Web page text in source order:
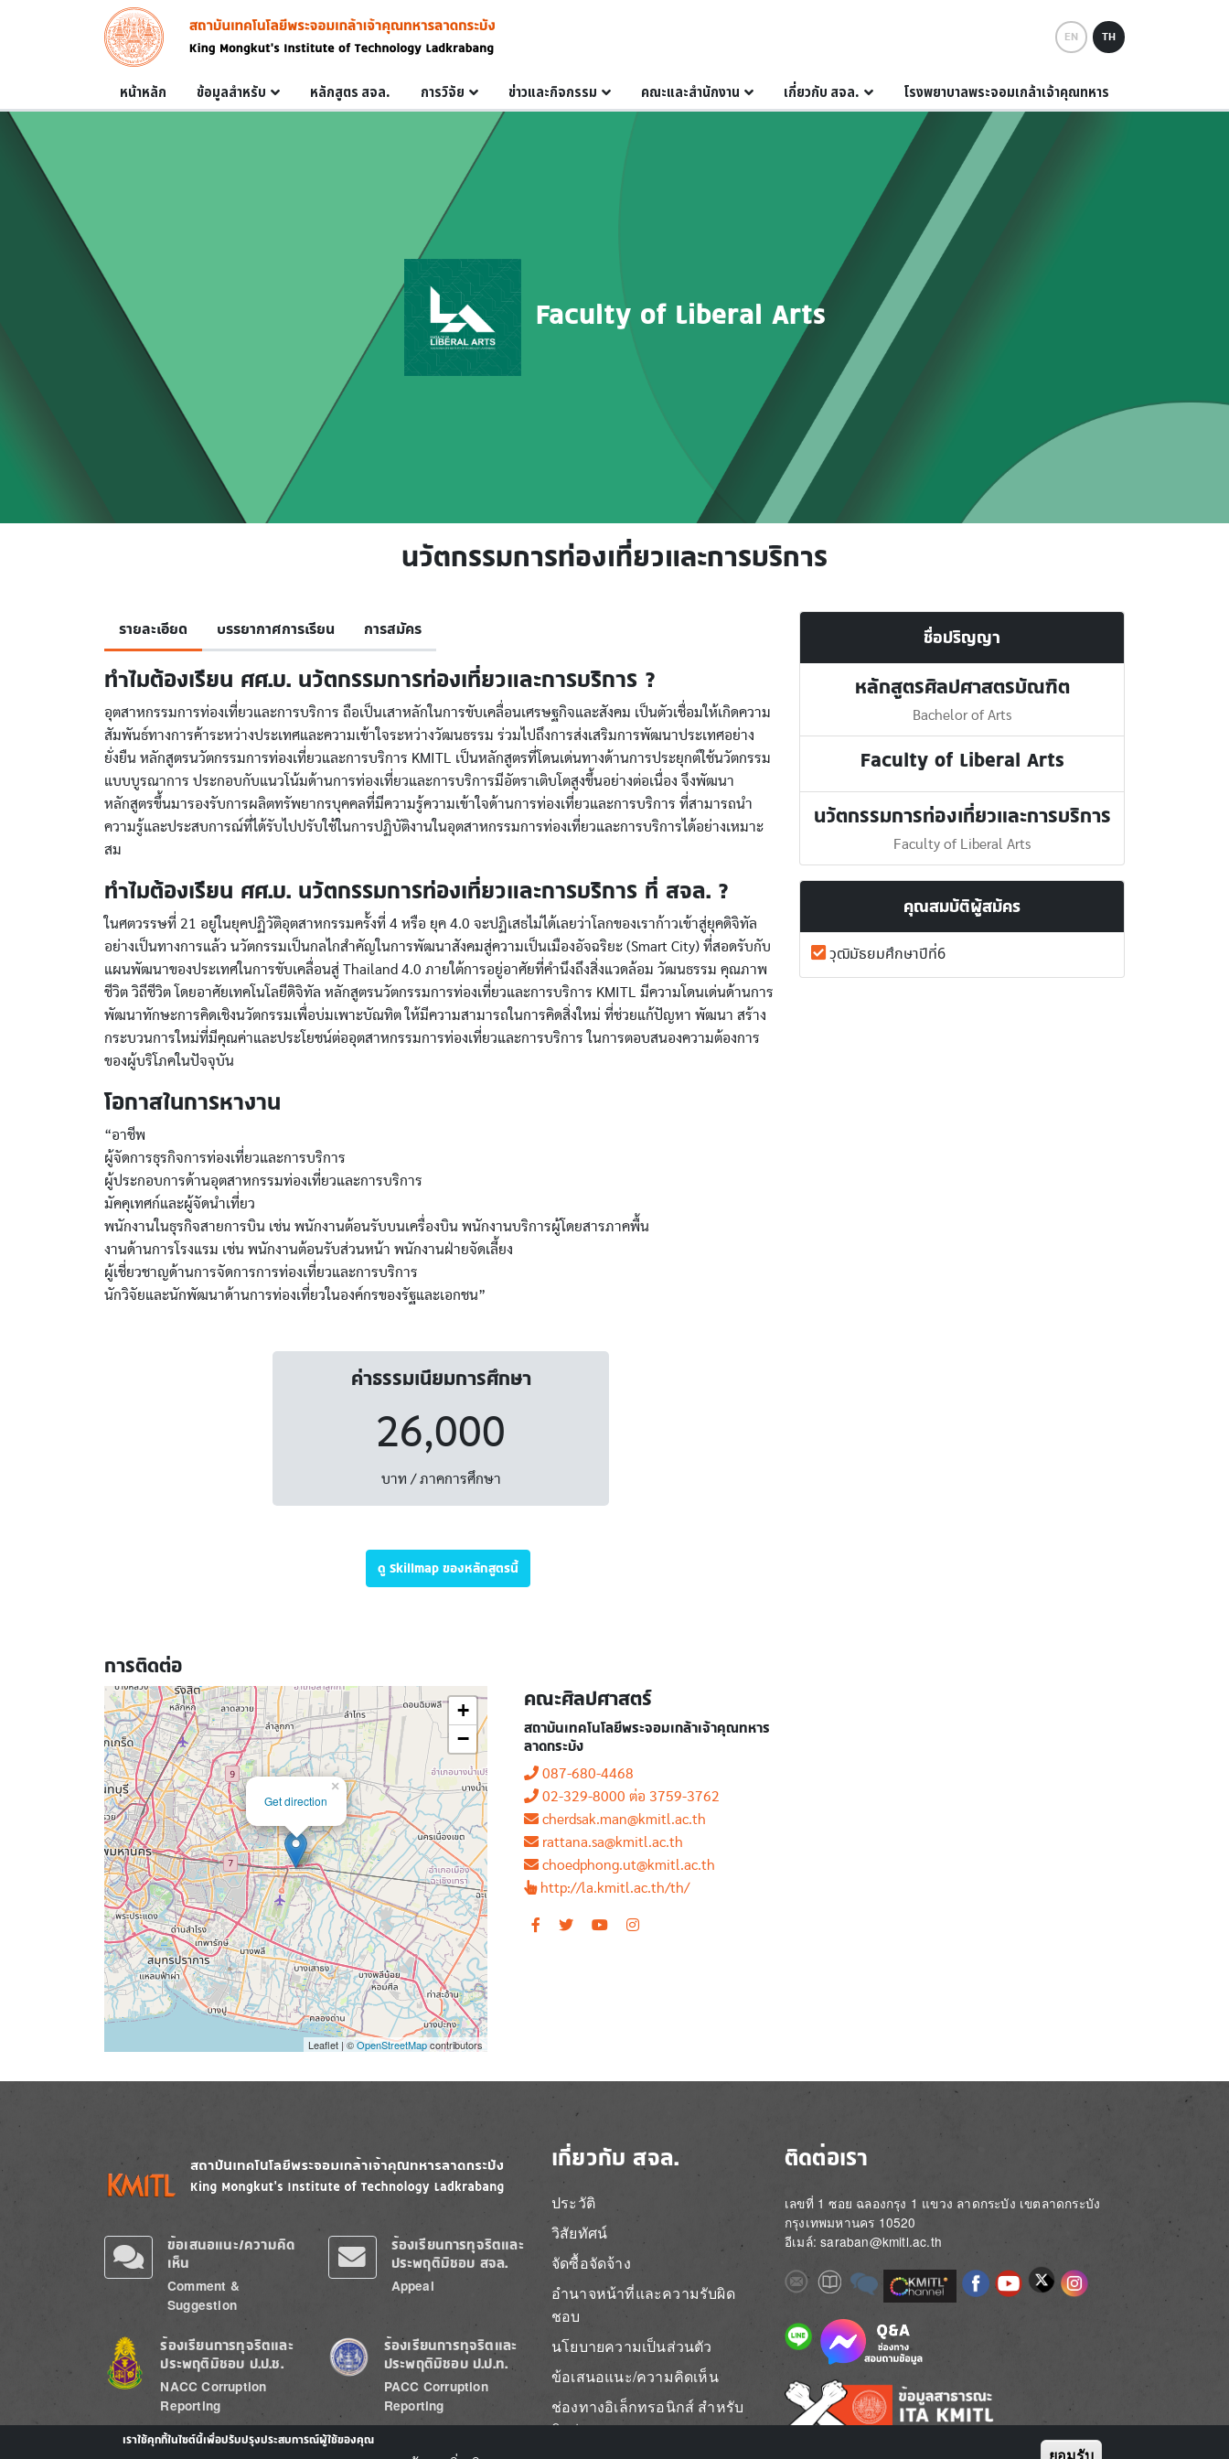
Skip to main content
Image
EN TH
Main navigation
หน้าหลัก ข้อมูลสำหรับ หลักสูตร สจล. การวิจัย ข่าวและกิจกรรม คณะและสำนักงาน เกี่ยวกับ สจล. โรงพยาบาลพระจอมเกล้าเจ้าคุณทหาร
Faculty of Liberal Arts
นวัตกรรมการท่องเที่ยวและการบริการ
รายละเอียด บรรยากาศการเรียน การสมัคร
ทำไมต้องเรียน ศศ.บ. นวัตกรรมการท่องเที่ยวและการบริการ ?
อุตสาหกรรมการท่องเที่ยวและการบริการ ถือเป็นเสาหลักในการขับเคลื่อนเศรษฐกิจและสังคม เป็นตัวเชื่อมให้เกิดความ
สัมพันธ์ทางการค้าระหว่างประเทศและความเข้าใจระหว่างวัฒนธรรม ร่วมไปถึงการส่งเสริมการพัฒนาประเทศอย่าง
ยั่งยืน หลักสูตรนวัตกรรมการท่องเที่ยวและการบริการ KMITL เป็นหลักสูตรที่โดนเด่นทางด้านการประยุกต์ใช้นวัตกรรม
แบบบูรณาการ ประกอบกับแนวโน้มด้านการท่องเที่ยวและการบริการมีอัตราเติบโตสูงขึ้นอย่างต่อเนื่อง จึงพัฒนา
หลักสูตรขึ้นมารองรับการผลิตทรัพยากรบุคคลที่มีความรู้ความเข้าใจด้านการท่องเที่ยวและการบริการ ที่สามารถนำ
ความรู้และประสบการณ์ที่ได้รับไปปรับใช้ในการปฏิบัติงานในอุตสาหกรรมการท่องเที่ยวและการบริการได้อย่างเหมาะ
สม
ทำไมต้องเรียน ศศ.บ. นวัตกรรมการท่องเที่ยวและการบริการ ที่ สจล. ?
ในศตวรรษที่ 21 อยู่ในยุคปฏิวัติอุตสาหกรรมครั้งที่ 4 หรือ ยุค 4.0 จะปฏิเสธไม่ได้เลยว่าโลกของเราก้าวเข้าสู่ยุคดิจิทัล
อย่างเป็นทางการแล้ว นวัตกรรมเป็นกลไกสำคัญในการพัฒนาสังคมสู่ความเป็นเมืองอัจฉริยะ (Smart City) ที่สอดรับกับ
แผนพัฒนาของประเทศในการขับเคลื่อนสู่ Thailand 4.0 ภายใต้การอยู่อาศัยที่คำนึงถึงสิ่งแวดล้อม วัฒนธรรม คุณภาพ
ชีวิต วิถีชีวิต โดยอาศัยเทคโนโลยีดิจิทัล หลักสูตรนวัตกรรมการท่องเที่ยวและการบริการ KMITL มีความโดนเด่นด้านการ
พัฒนาทักษะการคิดเชิงนวัตกรรมเพื่อบ่มเพาะบัณทิต ให้มีความสามารถในการคิดสิ่งใหม่ ที่ช่วยแก้ปัญหา พัฒนา สร้าง
กระบวนการใหม่ที่มีคุณค่าและประโยชน์ต่ออุตสาหกรรมการท่องเที่ยวและการบริการ ในการตอบสนองความต้องการ
ของผู้บริโภคในปัจจุบัน
โอกาสในการหางาน
“อาชีพ
ผู้จัดการธุรกิจการท่องเที่ยวและการบริการ
ผู้ประกอบการด้านอุตสาหกรรมท่องเที่ยวและการบริการ
มัคคุเทศก์และผู้จัดนำเที่ยว
พนักงานในธุรกิจสายการบิน เช่น พนักงานต้อนรับบนเครื่องบิน พนักงานบริการผู้โดยสารภาคพื้น
งานด้านการโรงแรม เช่น พนักงานต้อนรับส่วนหน้า พนักงานฝ่ายจัดเลี้ยง
ผู้เชี่ยวชาญด้านการจัดการการท่องเที่ยวและการบริการ
นักวิจัยและนักพัฒนาด้านการท่องเที่ยวในองค์กรของรัฐและเอกชน”
ค่าธรรมเนียมการศึกษา
26,000
บาท / ภาคการศึกษา
ดู Skillmap ของหลักสูตรนี้
การติดต่อ
Get direction
×
+
−
Leaflet | ©OpenStreetMapcontributors
คณะศิลปศาสตร์
สถาบันเทคโนโลยีพระจอมเกล้าเจ้าคุณทหาร
ลาดกระบัง
087-680-4468
02-329-8000 ต่อ 3759-3762
cherdsak.man@kmitl.ac.th
rattana.sa@kmitl.ac.th
choedphong.ut@kmitl.ac.th
http://la.kmitl.ac.th/th/
ชื่อปริญญา
หลักสูตรศิลปศาสตรบัณฑิต
Bachelor of Arts
Faculty of Liberal Arts
นวัตกรรมการท่องเที่ยวและการบริการ
Faculty of Liberal Arts
คุณสมบัติผู้สมัคร
วุฒิมัธยมศึกษาปีที่6
Image Image
ข้อเสนอแนะ/ความคิด
เห็น
Comment &
Suggestion
ร้องเรียนการทุจริตและ
ประพฤติมิชอบ สจล.
Appeal
Image
ร้องเรียนการทุจริตและ
ประพฤติมิชอบ ป.ป.ช.
NACC Corruption
Reporting
Image
ร้องเรียนการทุจริตและ
ประพฤติมิชอบ ป.ป.ท.
PACC Corruption
Reporting
เกี่ยวกับ สจล.
ประวัติ
วิสัยทัศน์
จัดซื้อจัดจ้าง
อำนาจหน้าที่และความรับผิด
ชอบ
นโยบายความเป็นส่วนตัว
ข้อเสนอแนะ/ความคิดเห็น
ช่องทางอิเล็กทรอนิกส์ สำหรับ
ติดต่อ สจล.
ติดต่อเรา
เลขที่ 1 ซอย ฉลองกรุง 1 แขวง ลาดกระบัง เขตลาดกระบัง
กรุงเทพมหานคร 10520
อีเมล์: saraban@kmitl.ac.th
ImageImageImage Image ImageImageImageImage
Image Image
Image
เราใช้คุกกี้ในไซต์นี้เพื่อปรับปรุงประสบการณ์ผู้ใช้ของคุณ
ยอมรับ